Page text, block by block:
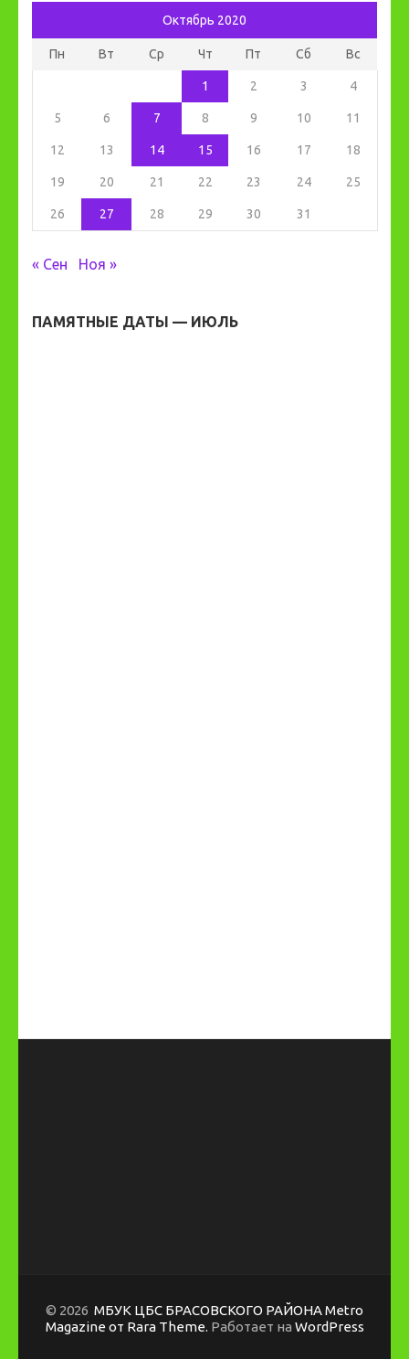
Октябрь 2020
Пн Вт Ср Чт Пт Сб Вс
1 2 3 4
5 6 7 8 9 10 11
12 13 14 15 16 17 18
19 20 21 22 23 24 25
26 27 28 29 30 31
« Сен Ноя »
ПАМЯТНЫЕ ДАТЫ — ИЮЛЬ
© 2026 МБУК ЦБС БРАСОВСКОГО РАЙОНАMetro
Magazine от Rara Theme. Работает на WordPress